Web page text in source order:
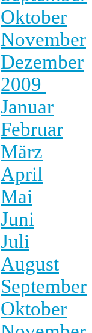
Oktober
November
Dezember
2009
Januar
Februar
März
April
Mai
Juni
Juli
August
September
Oktober